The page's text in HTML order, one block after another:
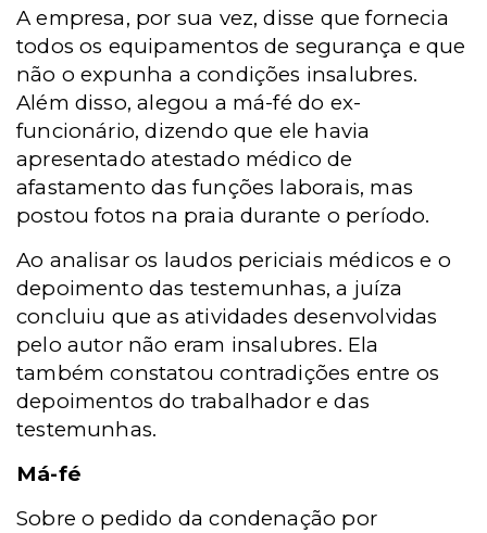
A empresa, por sua vez, disse que fornecia
todos os equipamentos de segurança e que
não o expunha a condições insalubres.
Além disso, alegou a má-fé do ex-
funcionário, dizendo que ele havia
apresentado atestado médico de
afastamento das funções laborais, mas
postou fotos na praia durante o período.
Ao analisar os laudos periciais médicos e o
depoimento das testemunhas, a juíza
concluiu que as atividades desenvolvidas
pelo autor não eram insalubres. Ela
também constatou contradições entre os
depoimentos do trabalhador e das
testemunhas.
Má-fé
Sobre o pedido da condenação por